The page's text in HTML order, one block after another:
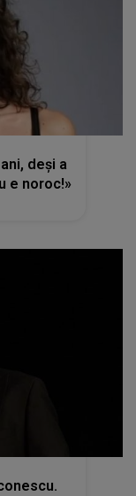
deși a
e noroc!»